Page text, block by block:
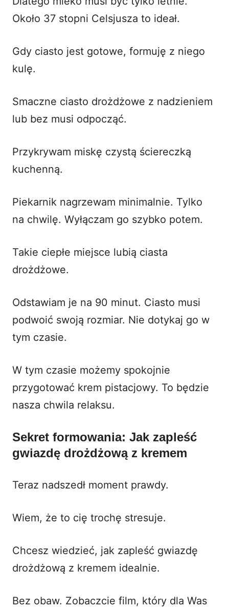
Około 37 stopni Celsjusza to ideał.
Gdy ciasto jest gotowe, formuję z niego
kulę.
Smaczne ciasto drożdżowe z nadzieniem
lub bez musi odpocząć.
Przykrywam miskę czystą ściereczką
kuchenną.
Piekarnik nagrzewam minimalnie. Tylko
na chwilę. Wyłączam go szybko potem.
Takie ciepłe miejsce lubią ciasta
drożdżowe.
Odstawiam je na 90 minut. Ciasto musi
podwoić swoją rozmiar. Nie dotykaj go w
tym czasie.
W tym czasie możemy spokojnie
przygotować krem pistacjowy. To będzie
nasza chwila relaksu.
Sekret formowania: Jak zapleść
gwiazdę drożdżową z kremem
Teraz nadszedł moment prawdy.
Wiem, że to cię trochę stresuje.
Chcesz wiedzieć, jak zapleść gwiazdę
drożdżową z kremem idealnie.
Bez obaw. Zobaczcie film, który dla Was